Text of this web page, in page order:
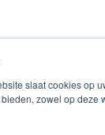
slaat cookies op
zowel op deze